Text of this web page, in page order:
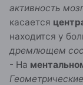
активность
касается
находится у
дремлющем
- На